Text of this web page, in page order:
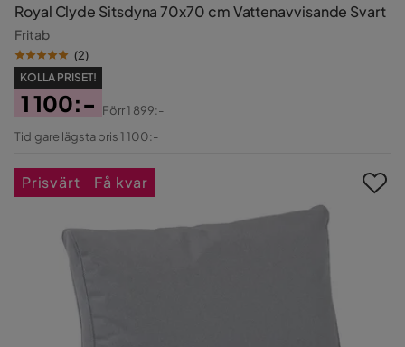
Royal Clyde Sitsdyna 70x70 cm Vattenavvisande Svart
Fritab
(2)
KOLLA PRISET!
Pris
1 100:-
Original
Förr1 899:-
Tidigare lägsta pris 1 100:-
Prisvärt Få kvar